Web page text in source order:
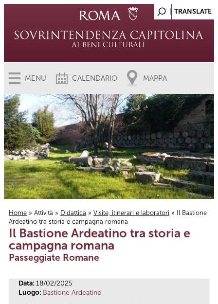
MENU CALENDARIO MAPPA
Tu sei qui
Home » Attività » Didattica » Visite, itinerari e laboratori » Il Bastione
Ardeatino tra storia e campagna romana
Il Bastione Ardeatino tra storia e
campagna romana
Passeggiate Romane
Data: 18/02/2025
Luogo: Bastione Ardeatino